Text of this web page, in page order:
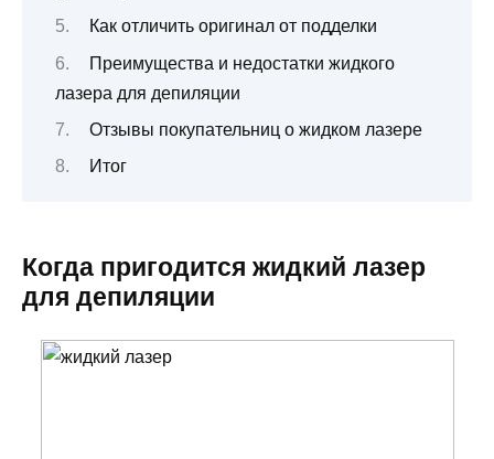
Как отличить оригинал от подделки
Преимущества и недостатки жидкого
лазера для депиляции
Отзывы покупательниц о жидком лазере
Итог
Когда пригодится жидкий лазер
для депиляции